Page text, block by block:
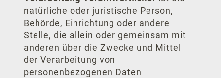
natürliche oder juristische Person,
Behörde, Einrichtung oder andere
Stelle, die allein oder gemeinsam mit
anderen über die Zwecke und Mittel
der Verarbeitung von
personenbezogenen Daten